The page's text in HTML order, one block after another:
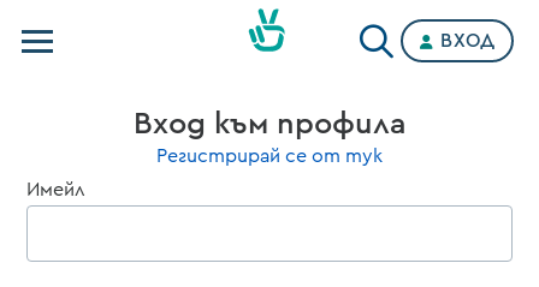
Категории
ВХОД
Вход към профила
Регистрирай се от тук
Имейл